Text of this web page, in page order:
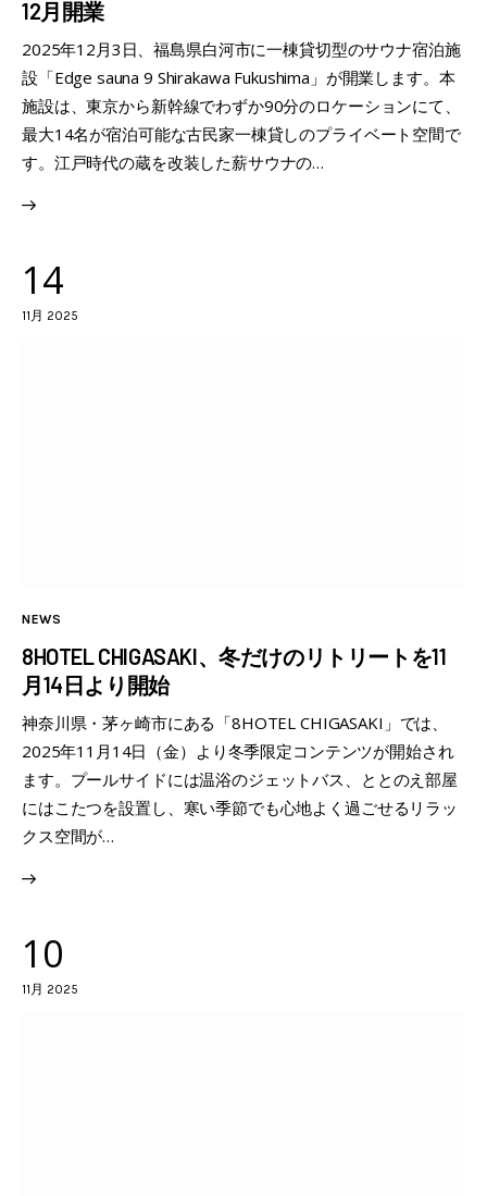
12月開業
2025年12月3日、福島県白河市に一棟貸切型のサウナ宿泊施
設「Edge sauna 9 Shirakawa Fukushima」が開業します。本
施設は、東京から新幹線でわずか90分のロケーションにて、
最大14名が宿泊可能な古民家一棟貸しのプライベート空間で
す。江戸時代の蔵を改装した薪サウナの…
14
11月 2025
NEWS
8HOTEL CHIGASAKI、冬だけのリトリートを11
月14日より開始
神奈川県・茅ヶ崎市にある「8HOTEL CHIGASAKI」では、
2025年11月14日（金）より冬季限定コンテンツが開始され
ます。プールサイドには温浴のジェットバス、ととのえ部屋
にはこたつを設置し、寒い季節でも心地よく過ごせるリラッ
クス空間が…
10
11月 2025